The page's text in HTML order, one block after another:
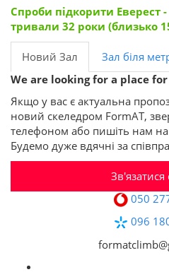
Спроби підкорити Еверест
тривали 32 роки (близько
Новий Зал
Зал біля
We are looking for a place
Якщо у вас є актуальна
новий скеледром FormAT,
телефоном або пишіть нам
Будемо дуже вдячні за
050
096